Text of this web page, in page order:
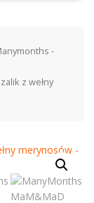
-
z wełny